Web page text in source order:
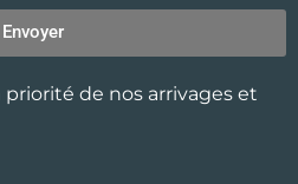
Envoyer
de nos arrivages et